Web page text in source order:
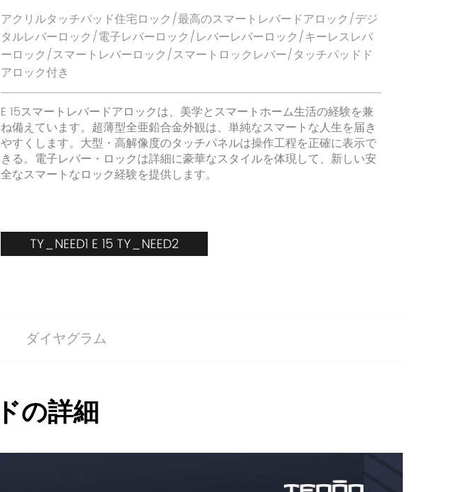
アクリルタッチパッド住宅ロック/最高のスマートレバードアロック/デジ
タルレバーロック/電子レバーロック/レバーレバーロック/キーレスレバ
ーロック/スマートレバーロック/スマートロックレバー/タッチパッドド
アロック付き
E 15スマートレバードアロックは、美学とスマートホーム生活の経験を兼
ね備えています。超薄型全亜鉛合金外観は、単純なスマートな人生を届き
やすくします。大型・高解像度のタッチパネルは操作工程を正確に表示で
きる。電子レバー・ロックは詳細に豪華なスタイルを体現して、新しい安
全なスマートなロック経験を提供します。
TY_NEED1 E 15 TY_NEED2
ダイヤグラム
の詳細